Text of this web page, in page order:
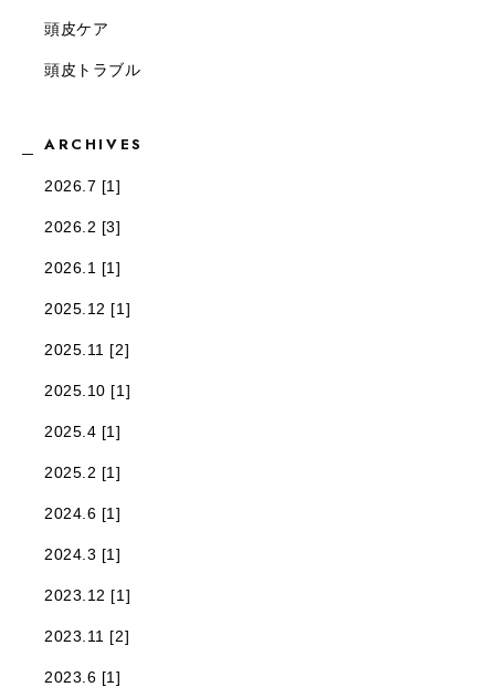
頭皮ケア
頭皮トラブル
ARCHIVES
2026.7 [1]
2026.2 [3]
2026.1 [1]
2025.12 [1]
2025.11 [2]
2025.10 [1]
2025.4 [1]
2025.2 [1]
2024.6 [1]
2024.3 [1]
2023.12 [1]
2023.11 [2]
2023.6 [1]